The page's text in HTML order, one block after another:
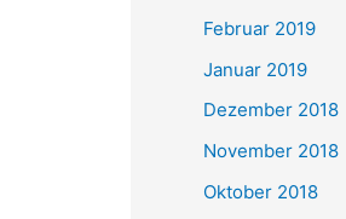
Februar 2019
Januar 2019
Dezember 2018
November 2018
Oktober 2018